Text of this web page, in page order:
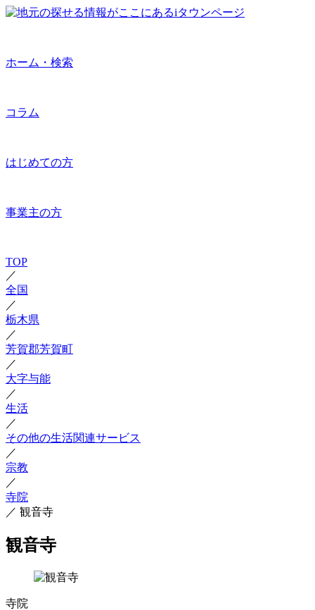
ホーム・検索
コラム
はじめての方
事業主の方
TOP
／
全国
／
栃木県
／
芳賀郡芳賀町
／
大字与能
／
生活
／
その他の生活関連サービス
／
宗教
／
寺院
／ 観音寺
観音寺
寺院